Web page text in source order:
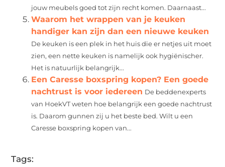
jouw meubels goed tot zijn recht komen. Daarnaast...
Waarom het wrappen van je keuken
handiger kan zijn dan een nieuwe keuken
De keuken is een plek in het huis die er netjes uit moet
zien, een nette keuken is namelijk ook hygiënischer.
Het is natuurlijk belangrijk...
Een Caresse boxspring kopen? Een goede
nachtrust is voor iedereen De beddenexperts
van HoekVT weten hoe belangrijk een goede nachtrust
is. Daarom gunnen zij u het beste bed. Wilt u een
Caresse boxspring kopen van...
Tags: